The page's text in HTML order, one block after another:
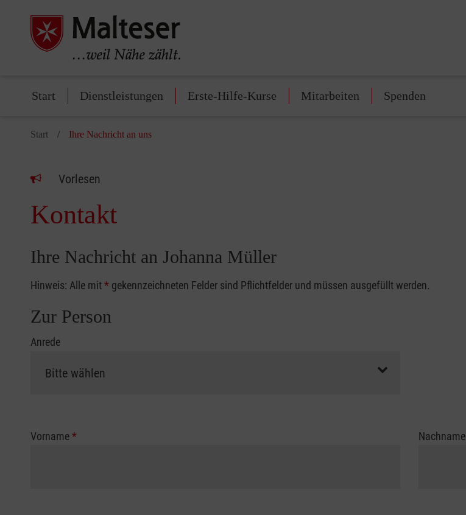
Start Dienstleistungen Erste-Hilfe-Kurse Mitarbeiten Spenden
Start Ihre Nachricht an uns
Vorlesen
Kontakt
Ihre Nachricht an Johanna Müller
Hinweis: Alle mit* gekennzeichneten Felder sind Pflichtfelder und müssen ausgefüllt werden.
Zur Person
Anrede
Vorname* Nachname